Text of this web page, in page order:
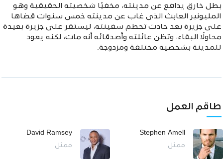
بطل خارق يدافع عن مدينته، مخفيًا شخصيته الحقيقية وهو
المليونير العابث الذى غاب عن مدينته خمس سنوات قضاها
على جزيرة بعد حادث تحطم سفينته، ليستقر على جزيرة بعيدة
محاولًا البقاء، وتظن عائلته وأصدقائه أنه مات، لكنه يعود
للمدينة بشخصية مختلفة ومزدوجة.
طاقم العمل
Stephen Amell
ممثل
David Ramsey
ممثل